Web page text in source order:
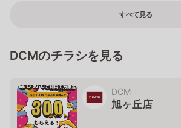
すべて見る
DCMのチラシを見る
DCM
旭ヶ丘店